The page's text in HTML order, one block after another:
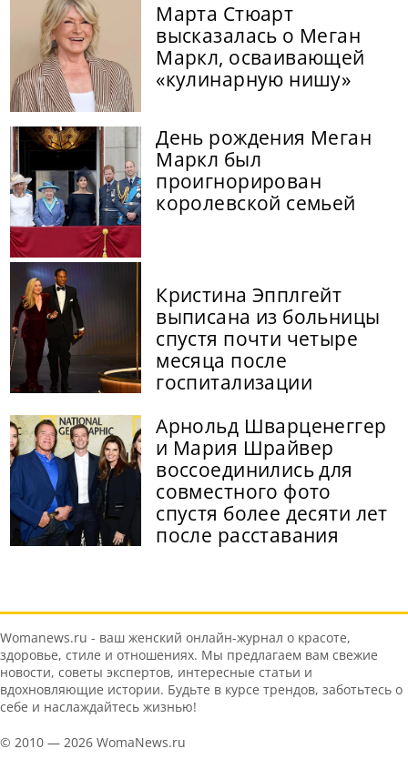
Марта Стюарт
высказалась о Меган
Маркл, осваивающей
«кулинарную нишу»
День рождения Меган
Маркл был
проигнорирован
королевской семьей
Кристина Эпплгейт
выписана из больницы
спустя почти четыре
месяца после
госпитализации
Арнольд Шварценеггер
и Мария Шрайвер
воссоединились для
совместного фото
спустя более десяти лет
после расставания
Womanews.ru - ваш женский онлайн-журнал о красоте,
здоровье, стиле и отношениях. Мы предлагаем вам свежие
новости, советы экспертов, интересные статьи и
вдохновляющие истории. Будьте в курсе трендов, заботьтесь о
себе и наслаждайтесь жизнью!
© 2010 — 2026 WomaNews.ru